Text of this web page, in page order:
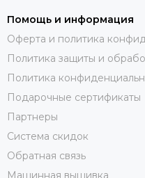
Помощь и информация
Оферта и политика
Политика защиты и
Политика
Подарочные сертификаты
Партнеры
Система скидок
Обратная связь
Машинная вышивка